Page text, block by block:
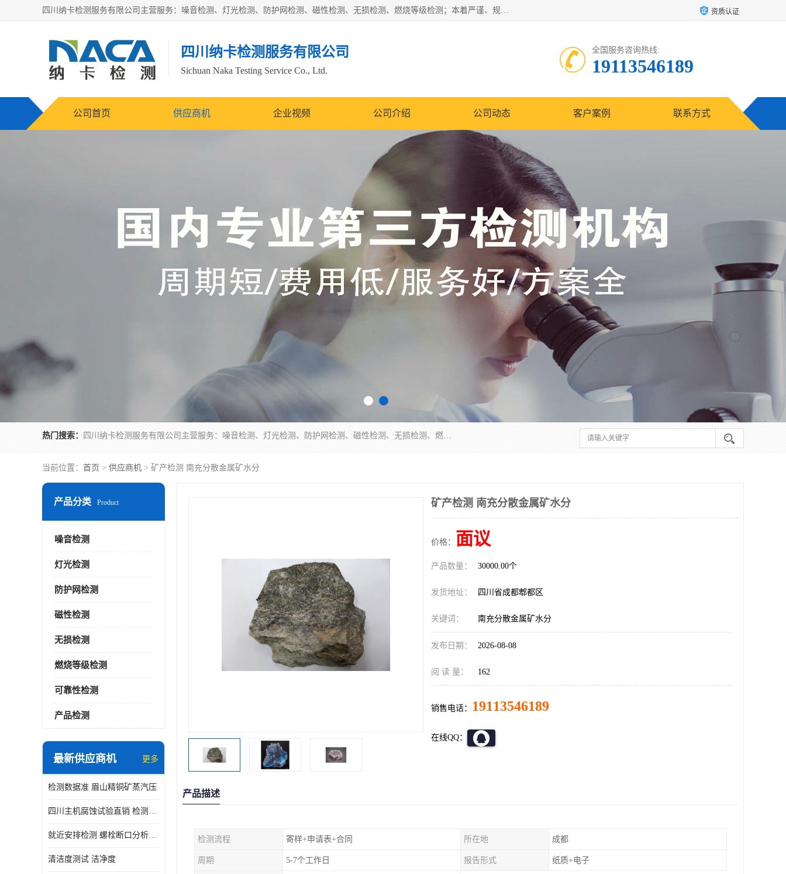
四川纳卡检测服务有限公司主营服务：噪音检测、灯光检测、防护网检测、磁性检测、无损检测、燃烧等级检测；本着严谨、规范的态度严格执行国家现行标准、规范及规程，奉行“科学公正、准确、持续改进、诚信服务”的企业价值和“科学、信誉、服务”的企业宗旨，竭诚为广大客户服务。 资质认证
四川纳卡检测服务有限公司
Sichuan Naka Testing Service Co., Ltd.
全国服务咨询热线:
19113546189
公司首页 供应商机 企业视频 公司介绍 公司动态 客户案例 联系方式
热门搜索： 四川纳卡检测服务有限公司主营服务：噪音检测、灯光检测、防护网检测、磁性检测、无损检测、燃烧等级检测；本着严谨、规范的态度严格执行国家现行标准、规范及规程，奉行“科学公正、准确、持续改进、诚信服务”的企业价值和“科学、信誉、服务”的企业宗旨，竭诚为广大客户服务。
当前位置： 首页 > 供应商机 > 矿产检测 南充分散金属矿水分
产品分类 Product
噪音检测
灯光检测
防护网检测
磁性检测
无损检测
燃烧等级检测
可靠性检测
产品检测
最新供应商机 更多
检测数据准 眉山精铜矿蒸汽压
四川主机腐蚀试验直销 检测数据准
就近安排检测 螺栓断口分析公司 断裂失效分析
清洁度测试 洁净度
矿产检测 南充分散金属矿水分
价格： 面议
产品数量： 30000.00个
发货地址： 四川省成都郫都区
关键词： 南充分散金属矿水分
发布日期： 2026-08-08
阅 读 量： 162
销售电话： 19113546189
在线QQ：
产品描述
检测流程 寄样+申请表+合同 所在地 成都
周期 5-7个工作日 报告形式 纸质+电子